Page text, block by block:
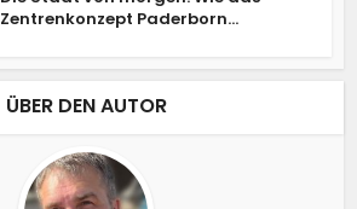
Zentrenkonzept Paderborn...
ÜBER DEN AUTOR